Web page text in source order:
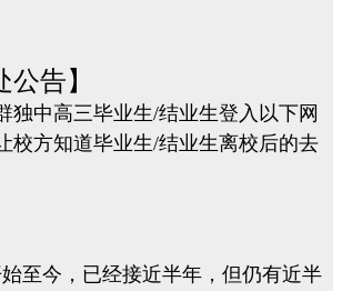
公告】
独中高三毕业生/结业生登入以下网
校方知道毕业生/结业生离校后的去
至今，已经接近半年，但仍有近半